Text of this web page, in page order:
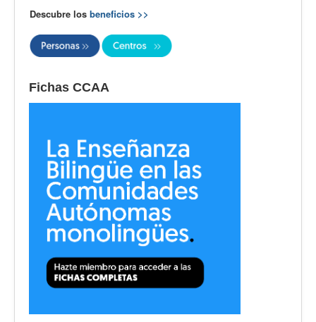
Descubre los beneficios >>
Fichas CCAA